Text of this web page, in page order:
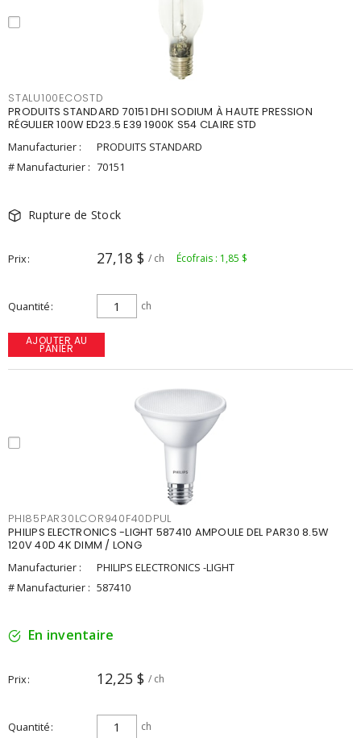
STALU100ECOSTD
PRODUITS STANDARD 70151 DHI SODIUM À HAUTE PRESSION
RÉGULIER 100W ED23.5 E39 1900K S54 CLAIRE STD
Manufacturier :
PRODUITS STANDARD
# Manufacturier : 70151
Rupture de Stock
Prix 27,18 $ / ch Écofrais : 1,85 $
Quantité ch
AJOUTER AU
PANIER
PHI85PAR30LCOR940F40DPUL
PHILIPS ELECTRONICS -LIGHT 587410 AMPOULE DEL PAR30 8.5W
120V 40D 4K DIMM / LONG
Manufacturier :
PHILIPS ELECTRONICS -LIGHT
# Manufacturier : 587410
En inventaire
Prix 12,25 $ / ch
Quantité ch